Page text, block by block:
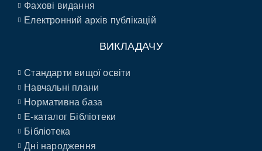
Фахові видання
Електронний архів публікацій
ВИКЛАДАЧУ
Стандарти вищої освіти
Навчальні плани
Нормативна база
E-каталог Бібліотеки
Бібліотека
Дні народження